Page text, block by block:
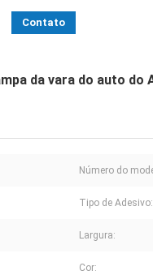
Contato
da vara do auto do
Número do
Tipo de Adesivo:
Largura:
Cor: